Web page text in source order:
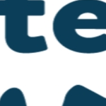
Jahres
für die